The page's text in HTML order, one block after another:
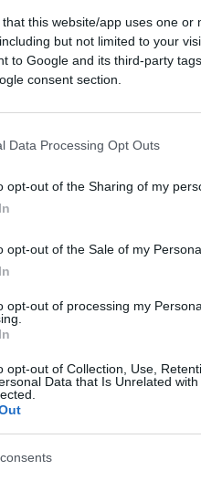
that this website/app uses one
but not limited to your
to Google and its third-party
consent section.
Data Processing Opt Outs
opt-out of the Sharing of my
opt-out of the Sale of my
opt-out of processing my
opt-out of Collection, Use,
Data that Is Unrelated
κορυφής του ΝΑΤΟ,
F-35. Μάλιστα,
κάλεσε τον Κυριάκο